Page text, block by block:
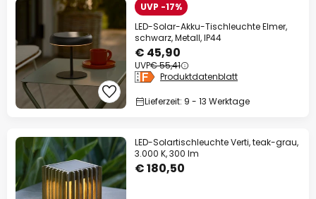
UVP -17%
LED-Solar-Akku-Tischleuchte Elmer,
schwarz, Metall, IP44
€ 45,90
UVP€ 55,41
Produktdatenblatt
Lieferzeit: 9 - 13 Werktage
LED-Solartischleuchte Verti, teak-grau,
3.000 K, 300 lm
€ 180,50